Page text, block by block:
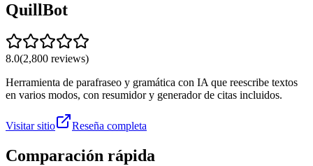
QuillBot
8.0(2,800 reviews)
Herramienta de parafraseo y gramática con IA que reescribe textos
en varios modos, con resumidor y generador de citas incluidos.
Visitar sitio Reseña completa
Comparación rápida